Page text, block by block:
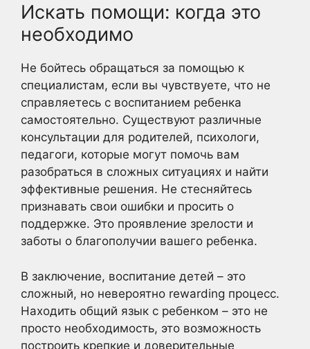
Искать помощи: когда это
необходимо
Не бойтесь обращаться за помощью к
специалистам, если вы чувствуете, что не
справляетесь с воспитанием ребенка
самостоятельно. Существуют различные
консультации для родителей, психологи,
педагоги, которые могут помочь вам
разобраться в сложных ситуациях и найти
эффективные решения. Не стесняйтесь
признавать свои ошибки и просить о
поддержке. Это проявление зрелости и
заботы о благополучии вашего ребенка.
В заключение, воспитание детей – это
сложный, но невероятно rewarding процесс.
Находить общий язык с ребенком – это не
просто необходимость, это возможность
построить крепкие и доверительные